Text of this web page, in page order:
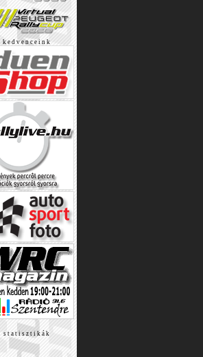
k e d v e n c e i n k
s t a t i s z t i k á k